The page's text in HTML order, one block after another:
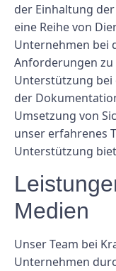
der Einhaltung
eine Reihe von
Unternehmen bei
Anforderungen
Unterstützung
der
Umsetzung von
unser erfahrenes
Unterstützung
Medien
Unser Team bei
Unternehmen